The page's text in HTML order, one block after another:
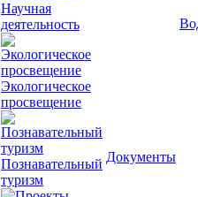
Научная
деятельность
Экологическое
просвещение
Познавательный
туризм
Документы